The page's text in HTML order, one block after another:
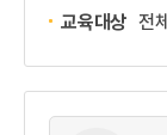
교육대상 전체